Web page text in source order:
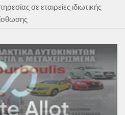
σε εταιρείες ιδιωτικής